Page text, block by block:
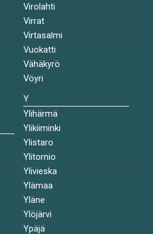
Virolahti
Virrat
Virtasalmi
Vuokatti
Vähäkyrö
Vöyri
Y
Ylihärmä
Ylikiiminki
Ylistaro
Ylitornio
Ylivieska
Ylämaa
Yläne
Ylöjärvi
Ypäjä